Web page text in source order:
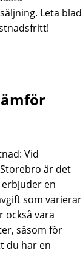
Leta blad
Vid
är det
en
som varierar
också vara
såsom för
du har en